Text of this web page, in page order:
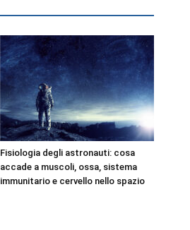
Fisiologia degli astronauti: cosa
accade a muscoli, ossa, sistema
immunitario e cervello nello spazio